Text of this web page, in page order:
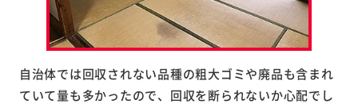
自治体では回収されない品種の粗大ゴミや廃品も含まれ
ていて量も多かったので、回収を断られないか心配でし